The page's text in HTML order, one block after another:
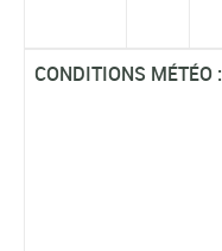
CONDITIONS MÉTÉO :